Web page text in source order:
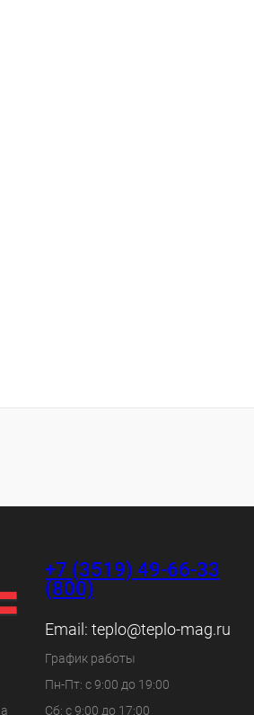
+7 (3519) 49-66-33
(800)
Email: teplo@teplo-mag.ru
График работы
Пн-Пт: с 9:00 до 19:00
Сб: с 9:00 до 17:00